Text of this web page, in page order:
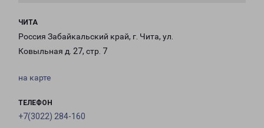
ЧИТА
Россия Забайкальский край, г. Чита, ул.
Ковыльная д. 27, стр. 7
на карте
ТЕЛЕФОН
+7(3022) 284-160